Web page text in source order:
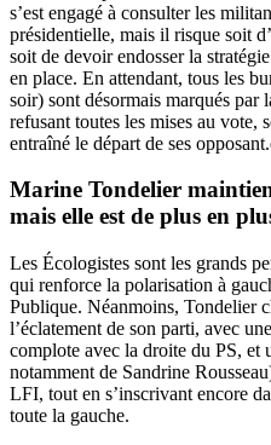
s’est engagé à consulter les
présidentielle, mais il risque soit
soit de devoir endosser la
en place. En attendant, tous les
soir) sont désormais marqués par
refusant toutes les mises au vote,
entraîné le départ de ses
Marine Tondelier
mais elle est de plus en
Les Écologistes sont les grands
qui renforce la polarisation à
Publique. Néanmoins, Tondelier
l’éclatement de son parti, avec
complote avec la droite du PS, et
notamment de Sandrine
LFI, tout en s’inscrivant encore
toute la gauche.